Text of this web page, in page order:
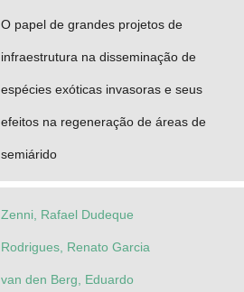
O papel de grandes projetos de
infraestrutura na disseminação de
espécies exóticas invasoras e seus
efeitos na regeneração de áreas de
semiárido
Zenni, Rafael Dudeque
Rodrigues, Renato Garcia
van den Berg, Eduardo